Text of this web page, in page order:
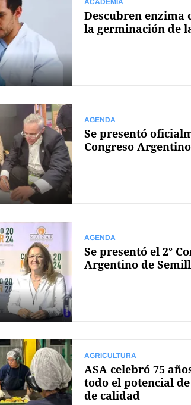
ACADEMIA
Descubren enzima
la germinación de
AGENDA
Se presentó
Congreso
AGENDA
Se presentó el 2°
Argentino de
AGRICULTURA
ASA celebró 75
todo el potencial
de calidad